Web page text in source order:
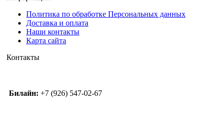
Политика по обработке Персональных данных
Доставка и оплата
Наши контакты
Карта сайта
Контакты
Билайн: +7 (926) 547-02-67